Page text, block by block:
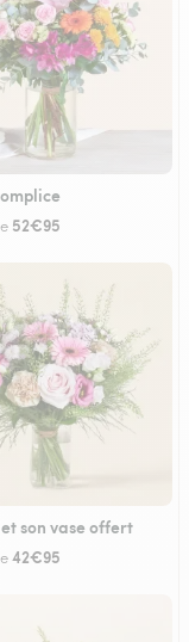
52€95
son vase offert
42€95